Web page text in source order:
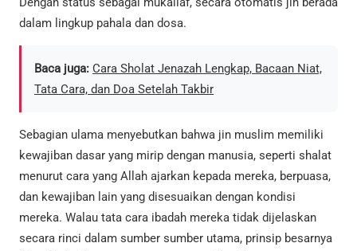
dalam lingkup pahala dan dosa.
Baca juga: Cara Sholat Jenazah Lengkap, Bacaan Niat,
Tata Cara, dan Doa Setelah Takbir
Sebagian ulama menyebutkan bahwa jin muslim memiliki
kewajiban dasar yang mirip dengan manusia, seperti shalat
menurut cara yang Allah ajarkan kepada mereka, berpuasa,
dan kewajiban lain yang disesuaikan dengan kondisi
mereka. Walau tata cara ibadah mereka tidak dijelaskan
secara rinci dalam sumber sumber utama, prinsip besarnya